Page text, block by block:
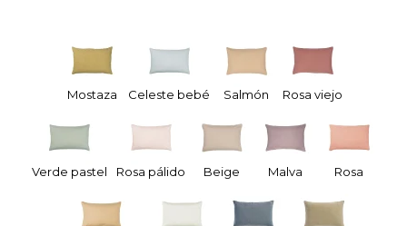
Mostaza Celeste bebé Salmón Rosa viejo
Verde pastel Rosa pálido Beige Malva Rosa